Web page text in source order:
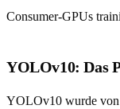
Consumer-GPUs
YOLOv10: Das
YOLOv10 wurde von